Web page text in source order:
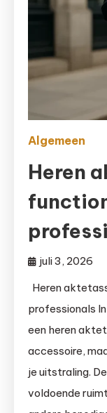
Algemeen
Heren
juli 3, 2026
Heren
professionals
een heren
accessoire,
je uitstraling.
voldoende